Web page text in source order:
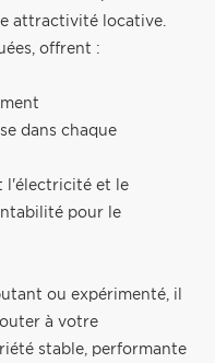
attractivité locative.
offrent :
dans chaque
l'électricité et le
pour le
ou expérimenté, il
à votre
stable, performante